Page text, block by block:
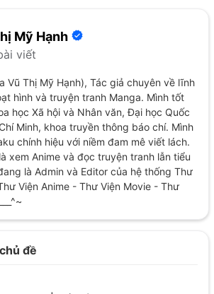
Mỹ Hạnh
viết
Vũ Thị Mỹ Hạnh), Tác giả chuyên về lĩnh
hình và truyện tranh Manga. Mình tốt
học Xã hội và Nhân văn, Đại học Quốc
Minh, khoa truyền thông báo chí. Mình
chính hiệu với niềm đam mê viết lách.
xem Anime và đọc truyện tranh lẫn tiểu
là Admin và Editor của hệ thống Thư
Viện Anime - Thư Viện Movie - Thư
đề